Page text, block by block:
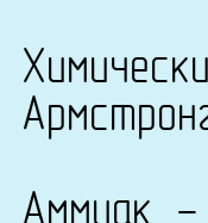
Аммиак -